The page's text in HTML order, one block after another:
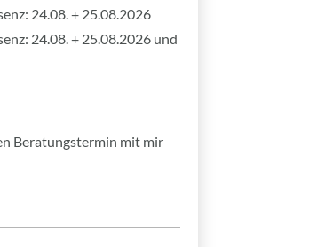
24.08. + 25.08.2026
24.08. + 25.08.2026 und
Beratungstermin mit mir